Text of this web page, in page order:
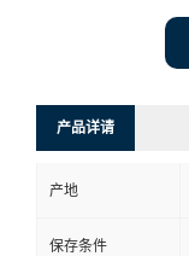
产品详请
产地
保存条件